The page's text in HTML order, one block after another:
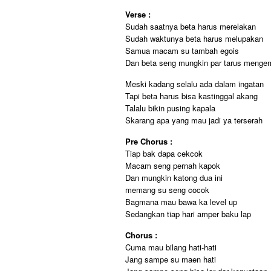
Verse :
Sudah saatnya beta harus merelakan
Sudah waktunya beta harus melupakan
Samua macam su tambah egois
Dan beta seng mungkin par tarus
Meski kadang selalu ada dalam ingatan
Tapi beta harus bisa kastinggal akang
Talalu bikin pusing kapala
Skarang apa yang mau jadi ya terserah
Pre Chorus :
Tiap bak dapa cekcok
Macam seng pernah kapok
Dan mungkin katong dua ini
memang su seng cocok
Bagmana mau bawa ka level up
Sedangkan tiap hari amper baku lap
Chorus :
Cuma mau bilang hati-hati
Jang sampe su maen hati